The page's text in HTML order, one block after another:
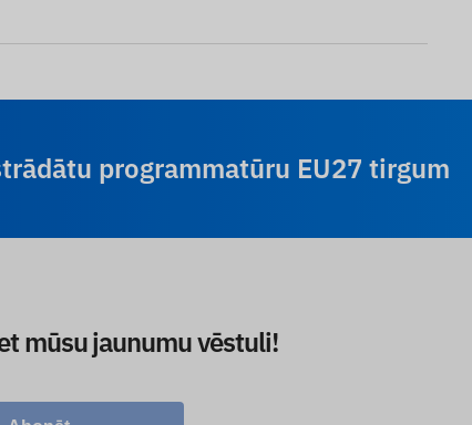
programmatūru EU27 tirgum
mūsu jaunumu vēstuli!